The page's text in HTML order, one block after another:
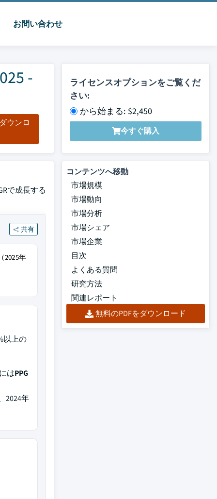
お問い合わせ
-
ウンロ
ライセンスオプションをご覧くだ
さい:
から始まる: $2,450
今すぐ購入
で成長する
共有
2025年
以上の
はPPG
2024年
コンテンツへ移動
市場規模
市場動向
市場分析
市場シェア
市場企業
目次
よくある質問
研究方法
関連レポート
無料のPDFをダウンロード